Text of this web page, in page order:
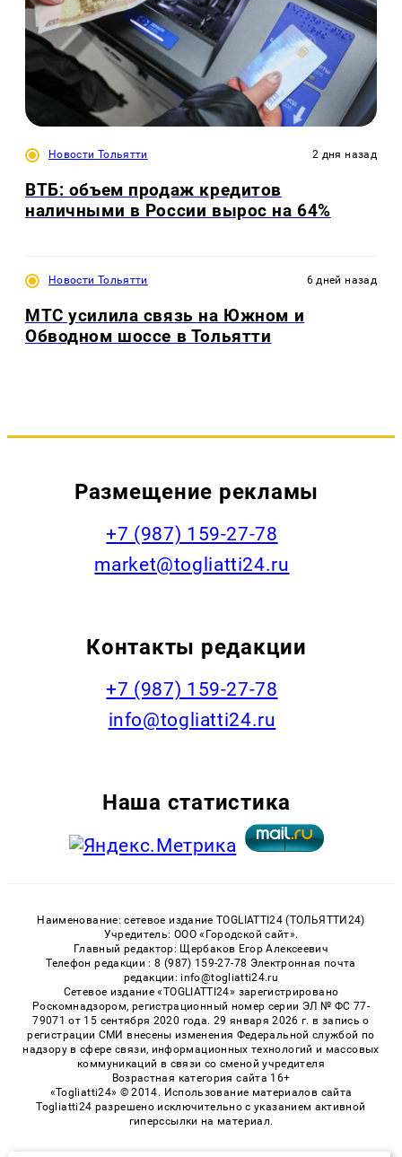
Новости Тольятти 2 дня назад
ВТБ: объем продаж кредитов
наличными в России вырос на 64%
Новости Тольятти 6 дней назад
МТС усилила связь на Южном и
Обводном шоссе в Тольятти
Размещение рекламы
+7 (987) 159-27-78
market@togliatti24.ru
Контакты редакции
+7 (987) 159-27-78
info@togliatti24.ru
Наша статистика
Наименование: сетевое издание TOGLIATTI24 (ТОЛЬЯТТИ24)
Учредитель: ООО «Городской сайт».
Главный редактор: Щербаков Егор Алексеевич
Телефон редакции : 8 (987) 159-27-78 Электронная почта
редакции: info@togliatti24.ru
Сетевое издание «TOGLIATTI24» зарегистрировано
Роскомнадзором, регистрационный номер серии ЭЛ № ФС 77-
79071 от 15 сентября 2020 года. 29 января 2026 г. в запись о
регистрации СМИ внесены изменения Федеральной службой по
надзору в сфере связи, информационных технологий и массовых
коммуникаций в связи со сменой учредителя
Возрастная категория сайта 16+
«Togliatti24» © 2014. Использование материалов сайта
Togliatti24 разрешено исключительно с указанием активной
гиперссылки на материал.